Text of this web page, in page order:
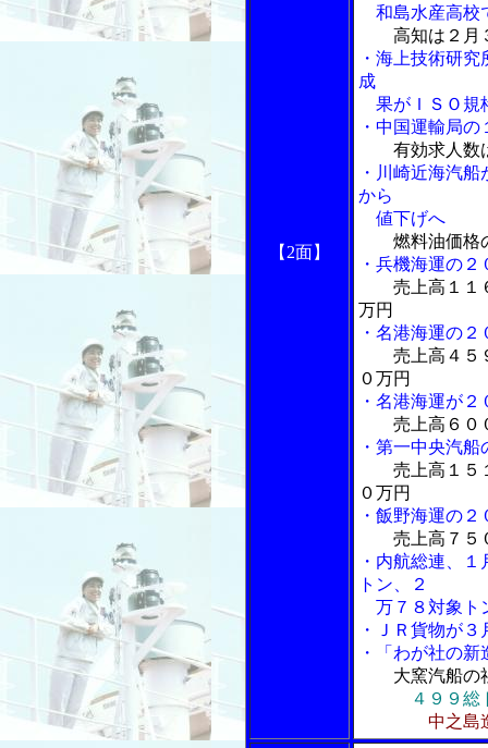
【2面】
和島水産高校
高知は２月
・海上技術研
成
果がＩＳＯ規
・中国運輸局
有効求人数
・川崎近海汽
から
値下げへ
燃料油価格
・兵機海運の
売上高１１
万円
・名港海運の
売上高４５
０万円
・名港海運が
売上高６０
・第一中央汽
売上高１５
０万円
・飯野海運の
売上高７５
・内航総連、
トン、２
万７８対象ト
・ＪＲ貨物が
・「わが社の新
大窯汽船の
４９９総
中之島